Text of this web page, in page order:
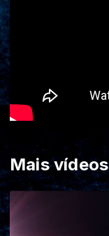
Mais vídeos